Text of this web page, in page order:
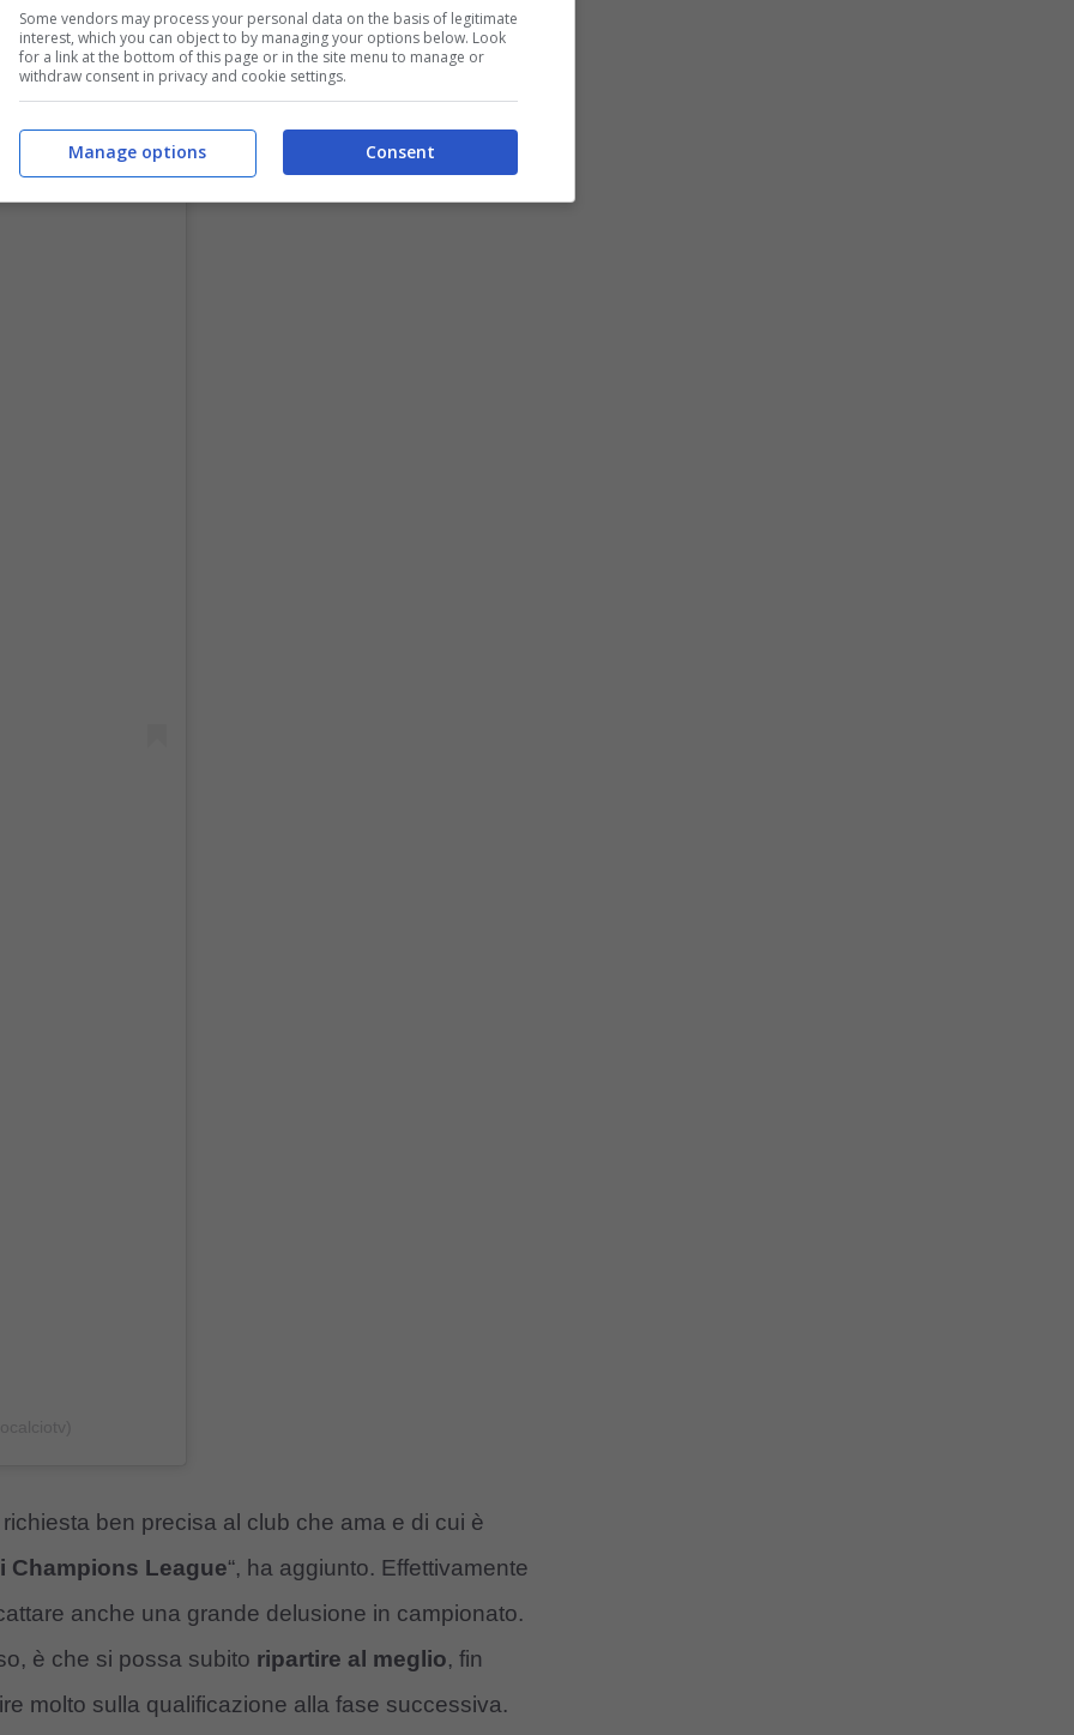
ben precisa al club che ama e di cui è
Champions League“, ha aggiunto. Effettivamente
anche una grande delusione in campionato.
è che si possa subito ripartire al meglio, fin
molto sulla qualificazione alla fase successiva.
Some vendors may process your personal data on the basis of legitimate
interest, which you can object to by managing your options below. Look
for a link at the bottom of this page or in the site menu to manage or
withdraw consent in privacy and cookie settings.
Consent
Manage options